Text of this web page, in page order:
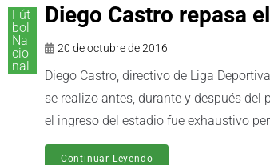
Fút
bol
Na
cio
nal
Diego Castro repasa
20 de octubre de 2016
Diego Castro, directivo de Liga
se realizo antes, durante y después del
el ingreso del estadio fue exhaustivo
Continuar Leyendo